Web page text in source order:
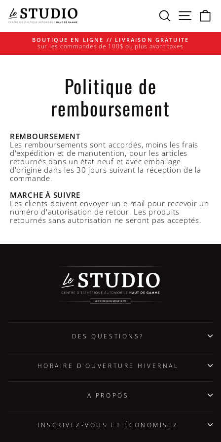
contenu
Rechercher
Diaporama
BOUTIQUE EN LIGNE // LIVRAISON GRATUITE
sur les commandes de 100$ ou plus avant taxes
Politique de
remboursement
REMBOURSEMENT
Les remboursements sont accordés, moins les frais
d'expédition et de manutention, pour les articles
retournés dans un état neuf et avec emballage
d'origine dans les 30 jours suivant la réception de la
commande.
MARCHE À SUIVRE
Les clients doivent envoyer un e-mail pour recevoir un
numéro d'autorisation de retour. Les produits
retournés sans autorisation ne seront pas acceptés.
DES QUESTIONS?
HORAIRE D'OUVERTURE HIVERNAL
À PROPOS
INSCRIVEZ-VOUS ET ÉCONOMISEZ